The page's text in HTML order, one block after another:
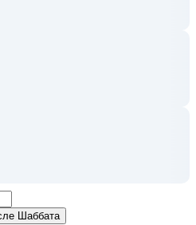
Шаббата